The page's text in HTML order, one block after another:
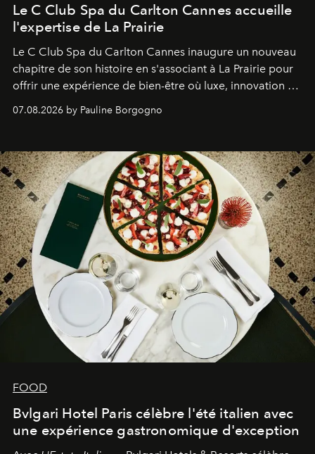
Le C Club Spa du Carlton Cannes accueille
l'expertise de La Prairie
Le C Club Spa du Carlton Cannes inaugure un nouveau
chapitre de son histoire en s'associant à La Prairie pour
offrir une expérience de bien-être où luxe, innovation et
07.08.2026 by Pauline Borgogno
FOOD
Bvlgari Hotel Paris célèbre l'été italien avec
une expérience gastronomique d'exception